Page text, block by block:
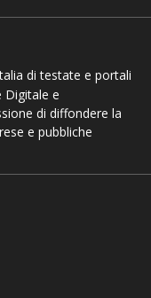
di testate e portali
Digitale e
di diffondere la
e pubbliche